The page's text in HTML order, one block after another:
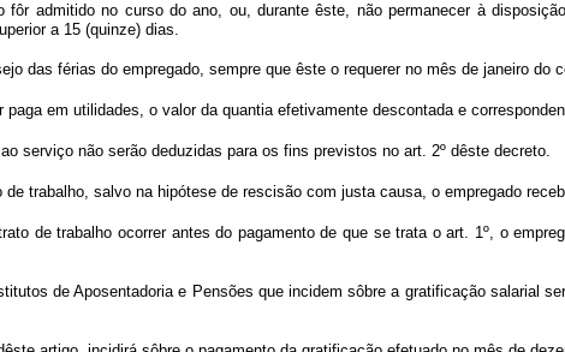
fôr admitido no curso do ano, ou, durante êste, não permanecer à
a 15 (quinze) dias.
das férias do empregado, sempre que êste o requerer no mês de janeiro do
paga em utilidades, o valor da quantia efetivamente descontada e
serviço não serão deduzidas para os fins previstos no art. 2º dêste decreto.
trabalho, salvo na hipótese de rescisão com justa causa, o empregado
de trabalho ocorrer antes do pagamento de que se trata o art. 1º, o
de Aposentadoria e Pensões que incidem sôbre a gratificação salarial